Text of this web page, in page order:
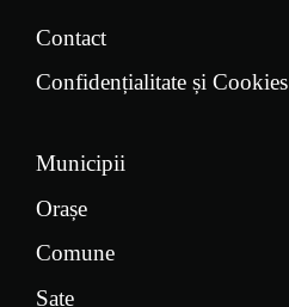
Contact
Confidențialitate și Cookies
Municipii
Orașe
Comune
Sate